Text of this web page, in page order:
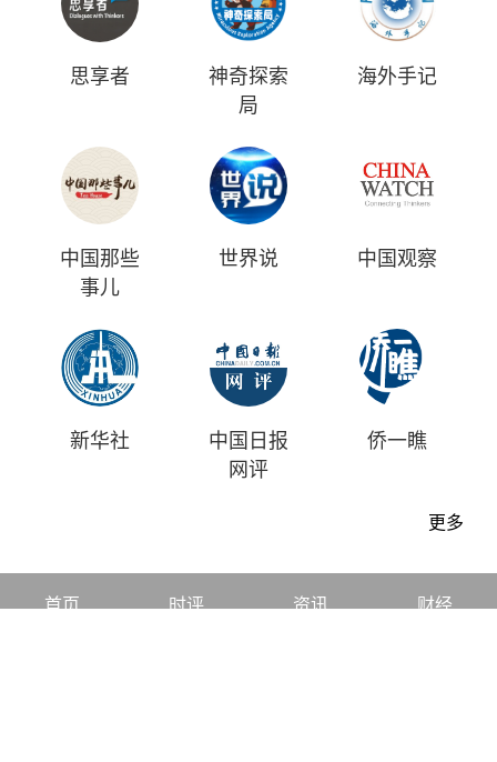
思享者
神奇探索
局
海外手记
中国那些
事儿
世界说 中国观察
新华社
中国日报
网评
侨一瞧
更多
首页 时评 资讯 财经